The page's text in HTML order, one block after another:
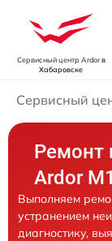
Сервисный центр Ardorв
Хабаровске
Сервисный
Ремонт
Ardor
Выполняем
устранением
диагностику,